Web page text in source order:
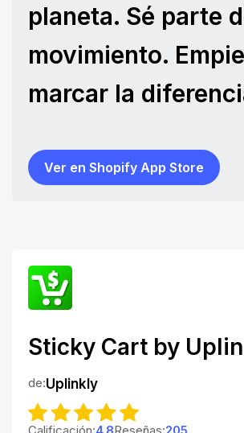
planeta. Sé parte
movimiento.
marcar la
Ver en Shopify App Store
Sticky Cart by
de:Uplinkly